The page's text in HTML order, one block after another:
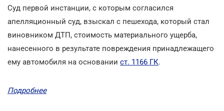
Суд первой инстанции, с которым согласился
апелляционный суд, взыскал с пешехода, который стал
виновником ДТП, стоимость материального ущерба,
нанесенного в результате повреждения принадлежащего
ему автомобиля на основании ст. 1166 ГК.
Подробнее